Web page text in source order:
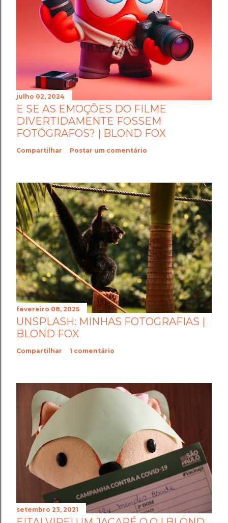
julho 02, 2024
E SE AS EMOÇÕES DO FILME
DIVERTIDAMENTE FOSSEM
FOTÓGRAFOS? | BLOND FOX
Compartilhar Postar um comentário
fevereiro 08, 2025
UNSPLASH: MINHAS FOTOGRAFIAS |
BLOND FOX
Compartilhar 1 comentário
setembro 23, 2021